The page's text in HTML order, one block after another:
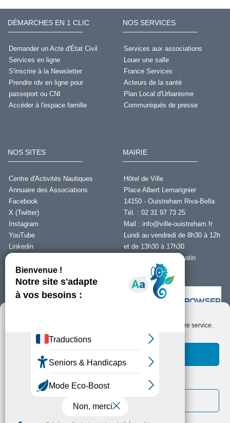
Nous utilisons des cookies pour optimiser notre site web et notre service.
Voir les préférences
DÉMARCHES EN 1 CLIC
Demander un Acte d'État Civil
Services en ligne
S'inscrire à la Newsletter
Prendre rdv en ligne pour
passeport ou CNI
Accéder à l'espace famille
NOS SERVICES
Services aux associations
Louer une salle
France Services
Acteurs de la santé
Plan Local d'Urbanisme
Communiqués de presse
NOS SITES
Centre d'Activités Nautiques
Annuaire des Associations
Facebook
X (Twitter)
Instagram
YouTube
Linkedin
MAIRIE
Hôtel de Ville
Place Albert Lemarignier
14150 - Ouistreham Riva-Bella
Tél. : 02 31 97 73 25
Mail : info@ville-ouistreham.fr
Lundi au vendredi de 8h30 à 12h
et de 13h30 à 17h30
Fermeture le jeudi matin
Nous contacter
Installer Ability Browser
Qu’est ce que Ability Browser ?
Copyright © Ouistreham Riva-Bella - 2026 -
la vie privée/RGPD -
Plan du Site